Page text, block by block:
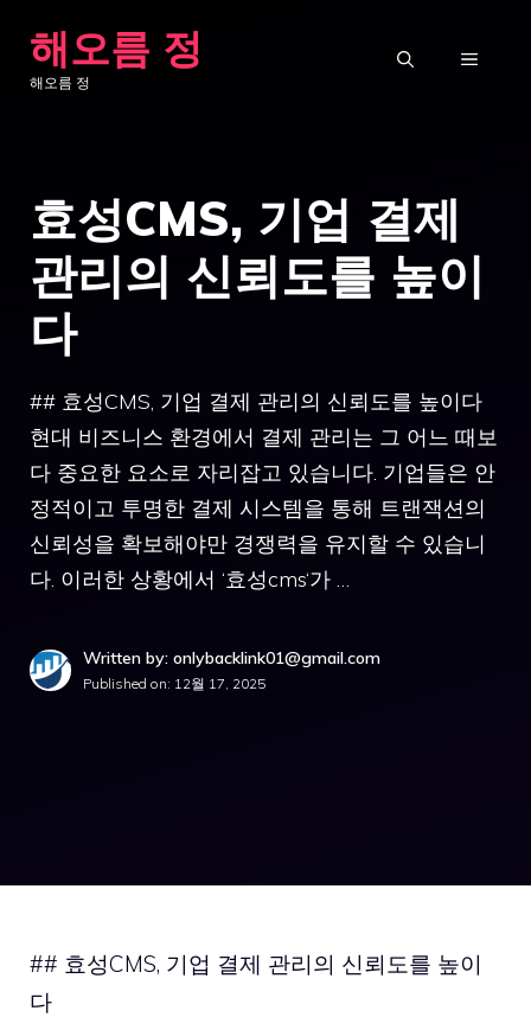
해오름 정
해오름 정
메
효성CMS, 기업 결제
관리의 신뢰도를 높이
다
## 효성CMS, 기업 결제 관리의 신뢰도를 높이다
현대 비즈니스 환경에서 결제 관리는 그 어느 때보
다 중요한 요소로 자리잡고 있습니다. 기업들은 안
정적이고 투명한 결제 시스템을 통해 트랜잭션의
신뢰성을 확보해야만 경쟁력을 유지할 수 있습니
다. 이러한 상황에서 ‘효성cms‘가 …
Written by: onlybacklink01@gmail.com
Published on: 12월 17, 2025
## 효성CMS, 기업 결제 관리의 신뢰도를 높이
다